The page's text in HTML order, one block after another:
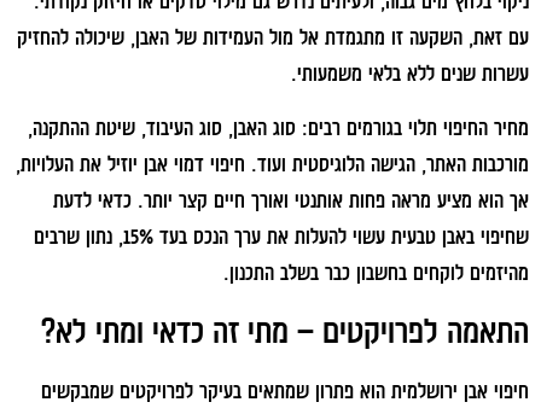
עם זאת, השקעה זו מתגמדת אל מול העמידות של האבן, שיכולה להחזיק
עשרות שנים ללא בלאי משמעותי.
מחיר החיפוי תלוי בגורמים רבים: סוג האבן, סוג העיבוד, שיטת ההתקנה,
מורכבות האתר, הגישה הלוגיסטית ועוד. חיפוי דמוי אבן יוזיל את העלויות,
אך הוא מציע מראה פחות אותנטי ואורך חיים קצר יותר. כדאי לדעת
שחיפוי באבן טבעית עשוי להעלות את ערך הנכס בעד 15%, נתון שרבים
מהיזמים לוקחים בחשבון כבר בשלב התכנון.
התאמה לפרויקטים – מתי זה כדאי ומתי לא?
חיפוי אבן ירושלמית הוא פתרון שמתאים בעיקר לפרויקטים שמבקשים